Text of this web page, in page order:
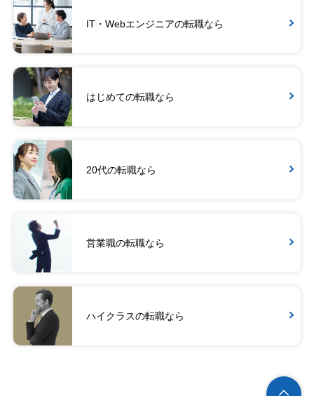
IT・Webエンジニアの転職なら
はじめての転職なら
20代の転職なら
営業職の転職なら
ハイクラスの転職なら